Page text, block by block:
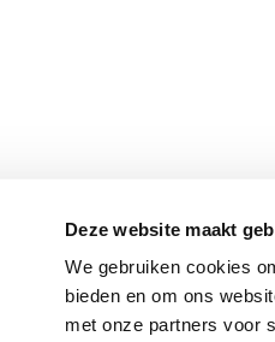
Deze website maakt
We gebruiken cookies
bieden en om ons
met onze partners voor